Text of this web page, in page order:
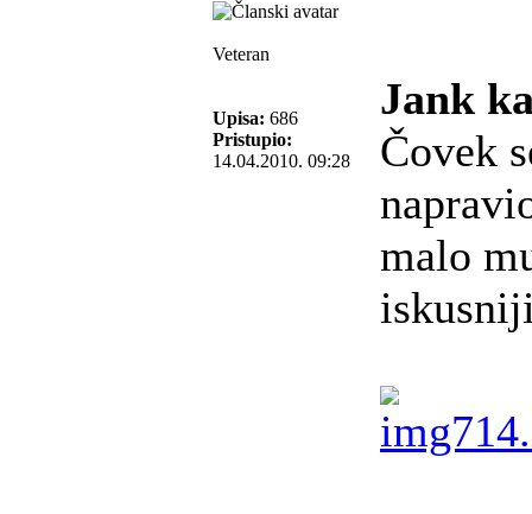
Veteran
Upisa: 686
Pristupio:
14.04.2010. 09:28
Jank
Čovek
malo